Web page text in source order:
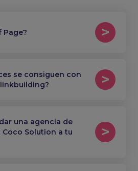
Page?
se consiguen con
una agencia de
Solution a tu